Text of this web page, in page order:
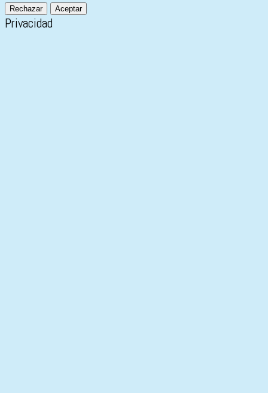
Rechazar Aceptar
Privacidad